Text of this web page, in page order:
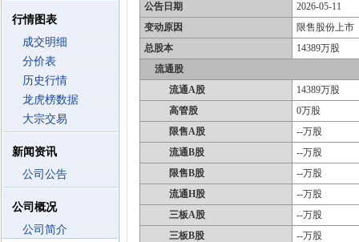
行情图表
成交明细
分价表
历史行情
龙虎榜数据
大宗交易
新闻资讯
公司公告
公司概况
公司简介
公告日期
2026-05-11
变动原因
限售股份上市
总股本
14389万股
流通股
流通A股
14389万股
高管股
0万股
限售A股
--万股
流通B股
--万股
限售B股
--万股
流通H股
--万股
三板A股
--万股
三板B股
--万股